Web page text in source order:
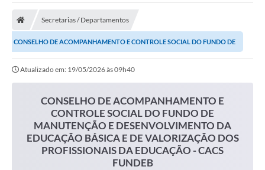
Secretarias / Departamentos
CONSELHO DE ACOMPANHAMENTO E CONTROLE SOCIAL DO FUNDO DE
VALORIZAÇÃO DOS PROFISSIONAIS DA EDUCAÇÃO - CACS FUNDEB
Atualizado em: 19/05/2026 às 09h40
CONSELHO DE ACOMPANHAMENTO E
CONTROLE SOCIAL DO FUNDO DE
MANUTENÇÃO E DESENVOLVIMENTO DA
EDUCAÇÃO BÁSICA E DE VALORIZAÇÃO DOS
PROFISSIONAIS DA EDUCAÇÃO - CACS
FUNDEB